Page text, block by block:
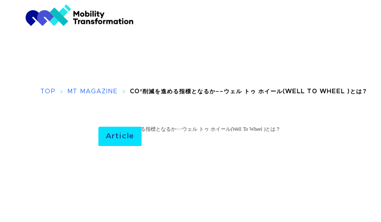
TOP MT MAGAZINE CO²削減を進める指標となるか−−ウェル トゥ ホイール(WELL TO WHEEL )とは？
Article